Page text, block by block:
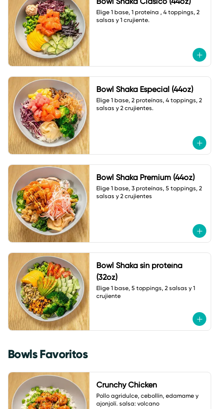
Elige 1 base, 1 proteína , 4 toppings, 2
salsas y 1 crujiente.
Bowl Shaka Especial (44oz)
Elige 1 base, 2 proteínas, 4 toppings, 2
salsas y 2 crujientes.
Bowl Shaka Premium (44oz)
Elige 1 base, 3 proteínas, 5 toppings, 2
salsas y 2 crujientes
Bowl Shaka sin proteína
(32oz)
Elige 1 base, 5 toppings, 2 salsas y 1
crujiente
Bowls Favoritos
Crunchy Chicken
Pollo agridulce, cebollín, edamame y
ajonjolí. salsa: volcano